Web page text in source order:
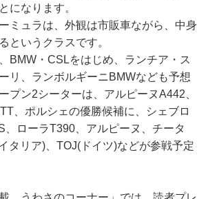
になります。
ミュラは、外観は市販車ながら、中身
というクラスです。
BMW・CSLをはじめ、ランチア・ス
リ、ランボルギーニBMWなども予想
プン2シーターは、アルピーヌA442、
、ポルシェの優勝候補に、シェブロ
、ローラT390、アルピーヌ、チータ
タリア)、TOJ(ドイツ)などが参戦予定